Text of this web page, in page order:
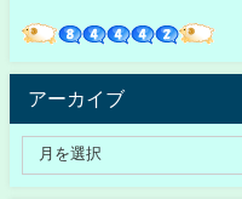
アーカイブ